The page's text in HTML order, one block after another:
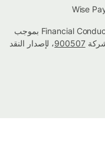
تم اعتماد شركة Wise بواسطة Financial Conduct Authority بموجب
900507، لإصدار النقد